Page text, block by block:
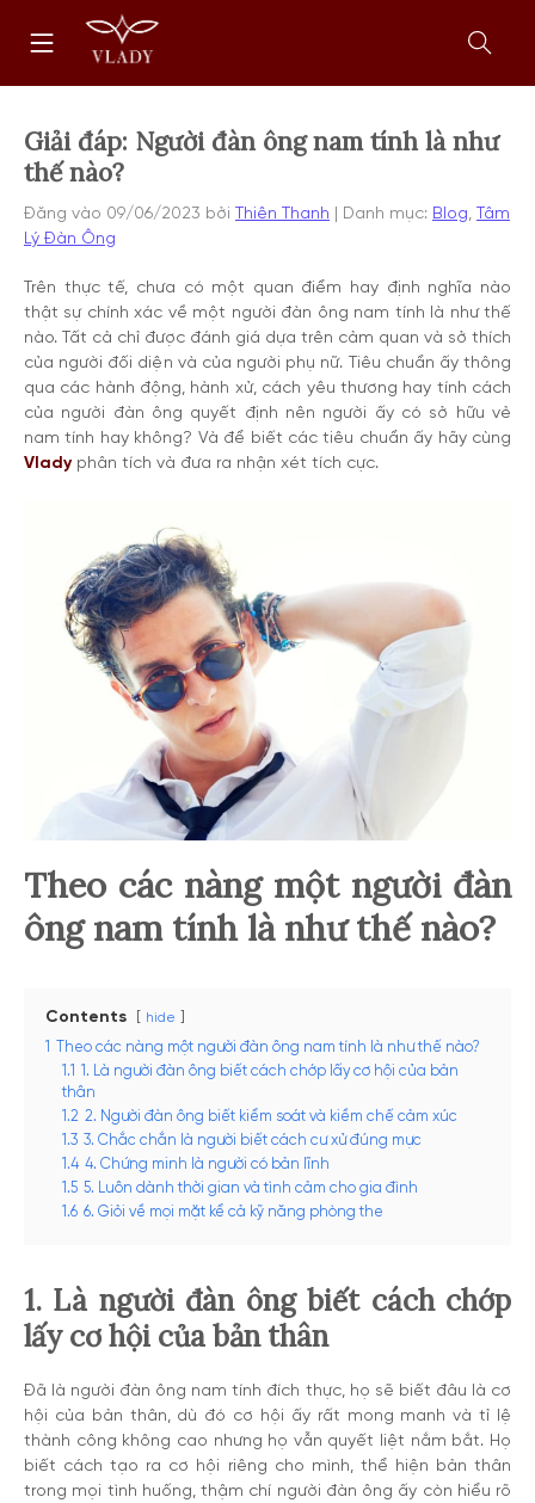
dung
Trang
chủ
form
Giải đáp: Người đàn ông nam tính là như
thế nào?
Đăng vào 09/06/2023 bởi Thiên Thanh Danh mục: Blog Tâm
Lý Đàn Ông
Trên thực tế, chưa có một quan điểm hay định nghĩa nào
thật sự chính xác về một người đàn ông nam tính là như thế
nào. Tất cả chỉ được đánh giá dựa trên cảm quan và sở thích
của người đối diện và của người phụ nữ. Tiêu chuẩn ấy thông
qua các hành động, hành xử, cách yêu thương hay tính cách
của người đàn ông quyết định nên người ấy có sở hữu vẻ
nam tính hay không? Và để biết các tiêu chuẩn ấy hãy cùng
Vlady phân tích và đưa ra nhận xét tích cực.
Theo các nàng một người đàn
ông nam tính là như thế nào?
Contents hide
Theo các nàng một người đàn ông nam tính là như thế nào?
1.1
1. Là người đàn ông biết cách chớp lấy cơ hội của bản
thân
1.2 2. Người đàn ông biết kiểm soát và kiềm chế cảm xúc
1.3 3. Chắc chắn là người biết cách cư xử đúng mực
1.4 4. Chứng minh là người có bản lĩnh
1.5 5. Luôn dành thời gian và tình cảm cho gia đình
1.6 6. Giỏi về mọi mặt kể cả kỹ năng phòng the
1. Là người đàn ông biết cách chớp
lấy cơ hội của bản thân
Đã là người đàn ông nam tính đích thực, họ sẽ biết đâu là cơ
hội của bản thân, dù đó cơ hội ấy rất mong manh và tỉ lệ
thành công không cao nhưng họ vẫn quyết liệt nắm bắt. Họ
biết cách tạo ra cơ hội riêng cho mình, thể hiện bản thân
trong mọi tình huống, thậm chí người đàn ông ấy còn hiểu rõ